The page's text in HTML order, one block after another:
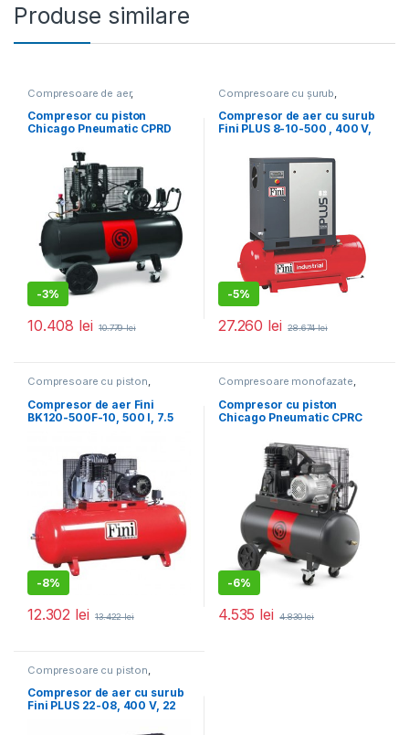
Produse similare
Compresoare de aer,
Compresoare trifazate
Compresor cu piston
Chicago Pneumatic CPRD
l/min, 11 Bar
-3%
10.408 lei 10.779lei
Compresoare cu șurub
Compresoare de aer Promoții
Compresor de aer cu surub
Fini PLUS 8-10-500 , 400 V,
-5%
27.260 lei 28.674lei
Compresoare cu piston,
Compresor de aer Fini
BK120-500F-10, 500 l, 7.5
-8%
12.302 lei 13.422lei
Compresoare monofazate,
Compresor cu piston
Chicago Pneumatic CPRC
l/min, 10 Bar
-6%
4.535 lei 4.830lei
Compresoare cu piston
Compresoare de aer
Compresor de aer cu surub
Fini PLUS 22-08, 400 V, 22